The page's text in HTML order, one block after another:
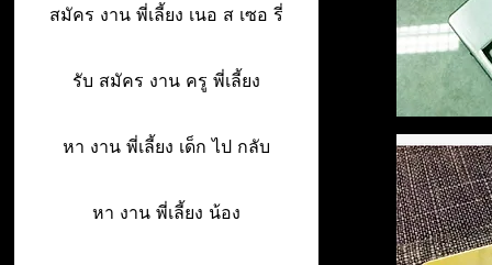
สมัคร งาน พี่เลี้ยง เนอ ส เซอ รี่
รับ สมัคร งาน ครู พี่เลี้ยง
หา งาน พี่เลี้ยง เด็ก ไป กลับ
หา งาน พี่เลี้ยง น้อง